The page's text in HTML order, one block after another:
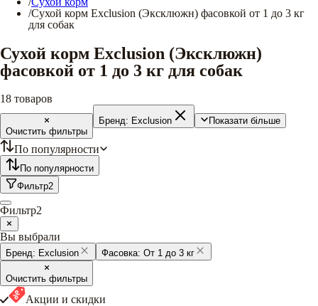
/Сухой корм Exclusion (Эксклюжн) фасовкой от 1 до 3 кг
для собак
Сухой корм Exclusion (Эксклюжн)
фасовкой от 1 до 3 кг для собак
18 товаров
Очистить фильтры
Бренд: Exclusion Показати більше
По популярности
По популярности
Фильтр2
Фильтр2
Вы выбрали
Бренд: Exclusion Фасовка: От 1 до 3 кг
Очистить фильтры
Акции и скидки